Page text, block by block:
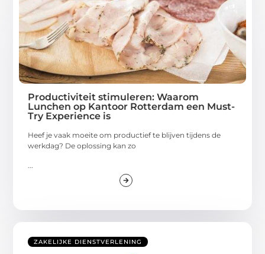
Productiviteit stimuleren: Waarom
Lunchen op Kantoor Rotterdam een Must-
Try Experience is
Heef je vaak moeite om productief te blijven tijdens de
werkdag? De oplossing kan zo
ZAKELIJKE DIENSTVERLENING